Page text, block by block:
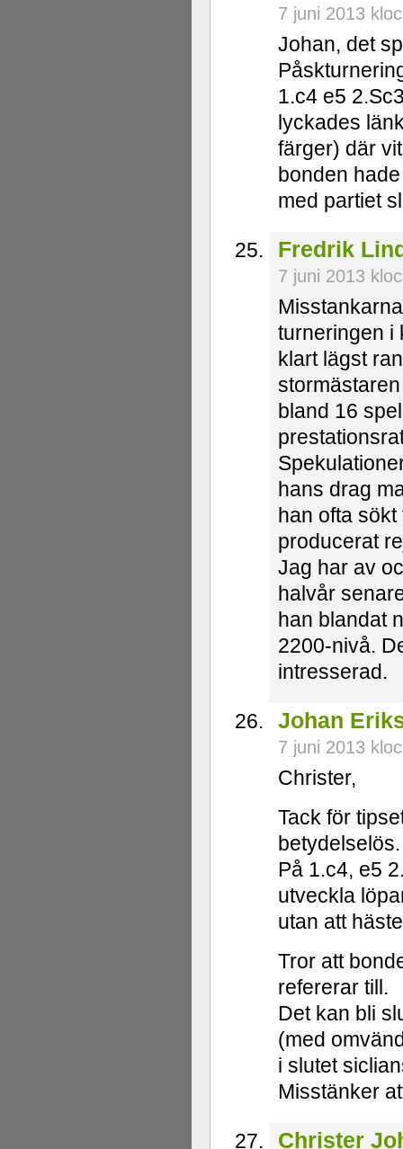
7 juni 2013
Johan, det
1.c4 e5
lyckades
färger) där
bonden
med partiet
Fredrik
7 juni 2013
turneringen i
klart lägst
bland 16
hans drag
han ofta
producerat
Jag har av
halvår
han blandat
2200-nivå.
intresserad.
Johan
7 juni 2013
Christer,
Tack för
betydelselös.
På 1.c4, e5
utveckla
utan att
Tror att
refererar till.
Det kan bli
(med
i slutet
Misstänker
Christer